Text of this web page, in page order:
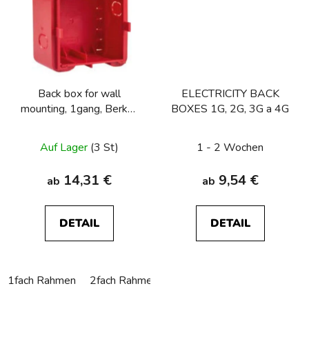
Back box for wall
mounting, 1gang, Berker
Auf Lager (3 St)
ab 14,31 €
DETAIL
1fach Rahmen 2fach Rahmen
ELECTRICITY BACK
BOXES 1G, 2G, 3G a 4G
1 - 2 Wochen
ab 9,54 €
DETAIL